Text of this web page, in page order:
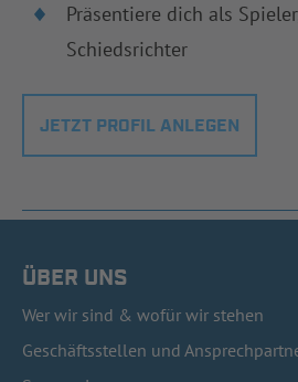
Präsentiere dich als
Schiedsrichter
JETZT PROFIL ANLEGEN
ÜBER UNS
Wer wir sind & wofür wir stehen
Geschäftsstellen und